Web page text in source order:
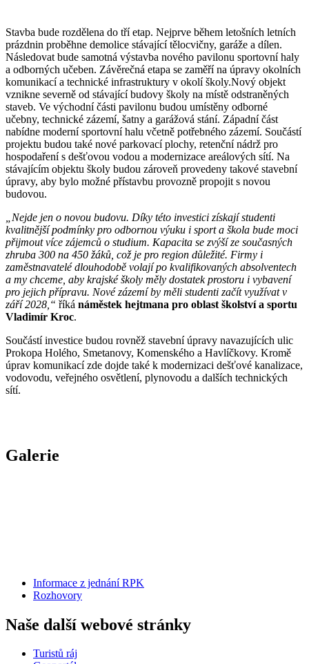
Stavba bude rozdělena do tří etap. Nejprve během letošních letních
prázdnin proběhne demolice stávající tělocvičny, garáže a dílen.
Následovat bude samotná výstavba nového pavilonu sportovní haly
a odborných učeben. Závěrečná etapa se zaměří na úpravy okolních
komunikací a technické infrastruktury v okolí školy.Nový objekt
vznikne severně od stávající budovy školy na místě odstraněných
staveb. Ve východní části pavilonu budou umístěny odborné
učebny, technické zázemí, šatny a garážová stání. Západní část
nabídne moderní sportovní halu včetně potřebného zázemí. Součástí
projektu budou také nové parkovací plochy, retenční nádrž pro
hospodaření s dešťovou vodou a modernizace areálových sítí. Na
stávajícím objektu školy budou zároveň provedeny takové stavební
úpravy, aby bylo možné přístavbu provozně propojit s novou
budovou.
„Nejde jen o novou budovu. Díky této investici získají studenti
kvalitnější podmínky pro odbornou výuku i sport a škola bude moci
přijmout více zájemců o studium. Kapacita se zvýší ze současných
zhruba 300 na 450 žáků, což je pro region důležité. Firmy i
zaměstnavatelé dlouhodobě volají po kvalifikovaných absolventech
a my chceme, aby krajské školy měly dostatek prostoru i vybavení
pro jejich přípravu. Nové zázemí by měli studenti začít využívat v
září 2028,“ říká náměstek hejtmana pro oblast školství a sportu
Vladimír Kroc.
Součástí investice budou rovněž stavební úpravy navazujících ulic
Prokopa Holého, Smetanovy, Komenského a Havlíčkovy. Kromě
úprav komunikací zde dojde také k modernizaci dešťové kanalizace,
vodovodu, veřejného osvětlení, plynovodu a dalších technických
sítí.
Galerie
Informace z jednání RPK
Rozhovory
Naše další webové stránky
Turistů ráj